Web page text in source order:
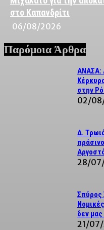
στο Καπανδρίτι
06/08/2026
Παρόμοια Άρθρα
ΑΝΑΣΑ:
στην
02/
Δ.
28/
Σπύρος
δεν
21/